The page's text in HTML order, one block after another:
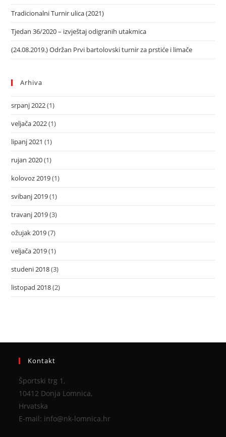
Tradicionalni Turnir ulica (2021)
Tjedan 36/2020 – izvještaj odigranih utakmica
(24.08.2019.) Održan Prvi bartolovski turnir za prstiće i limače
Arhiva
srpanj 2022(1)
veljača 2022(1)
lipanj 2021 (1)
rujan 2020(1)
kolovoz 2019(1)
svibanj 2019(1)
travanj 2019(3)
ožujak 2019(7)
veljača 2019(1)
studeni 2018(3)
listopad 2018(2)
Kontakt
Športski trg 1,
10412 Donja Lomnica,
Hrvatska
E-mail: info@nk-lomnica.hr